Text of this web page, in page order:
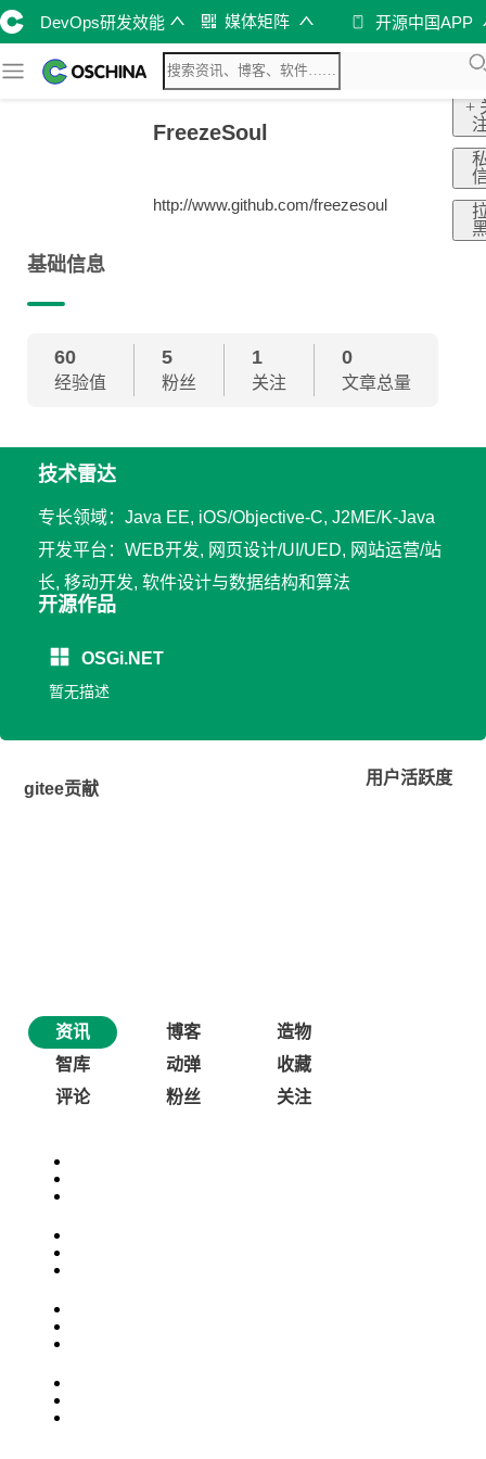
DevOps研发效能 媒体矩阵 开源中国APP
FreezeSoul
http://www.github.com/freezesoul
+
基础信息
60
经验值
5
粉丝
1
关注
0
文章总量
技术雷达
专长领域：Java EE, iOS/Objective-C, J2ME/K-Java
开发平台：WEB开发, 网页设计/UI/UED, 网站运营/站
长, 移动开发, 软件设计与数据结构和算法
开源作品
OSGi.NET
暂无描述
gitee贡献
用户活跃度
资讯 博客
造物
智库
动弹
收藏
评论
粉丝 关注